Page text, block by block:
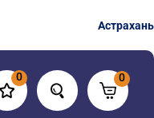
Астрахань
0 0